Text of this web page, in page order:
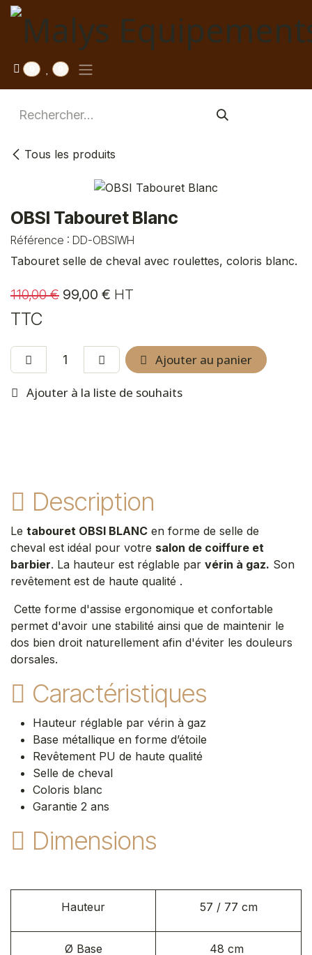
Se rendre au contenu
Tous les produits
OBSI Tabouret Blanc
Référence : DD-OBSIWH
Tabouret selle de cheval avec roulettes, coloris blanc.
110,00€ 99,00 € HT
TTC
Ajouter au panier
Ajouter à la liste de souhaits
Description
Le tabouret OBSI BLANC en forme de selle de
cheval est idéal pour votre salon de coiffure et
barbier. La hauteur est réglable par vérin à gaz. Son
revêtement est de haute qualité .
Cette forme d'assise ergonomique et confortable
permet d'avoir une stabilité ainsi que de maintenir le
dos bien droit naturellement afin d'éviter les douleurs
dorsales.
Caractéristiques
Hauteur réglable par vérin à gaz
Base métallique en forme d’étoile
Revêtement PU de haute qualité
Selle de cheval
Coloris blanc ​
Garantie 2 ans​
Dimensions
Hauteur 57 / 77 cm
Ø Base 48 cm